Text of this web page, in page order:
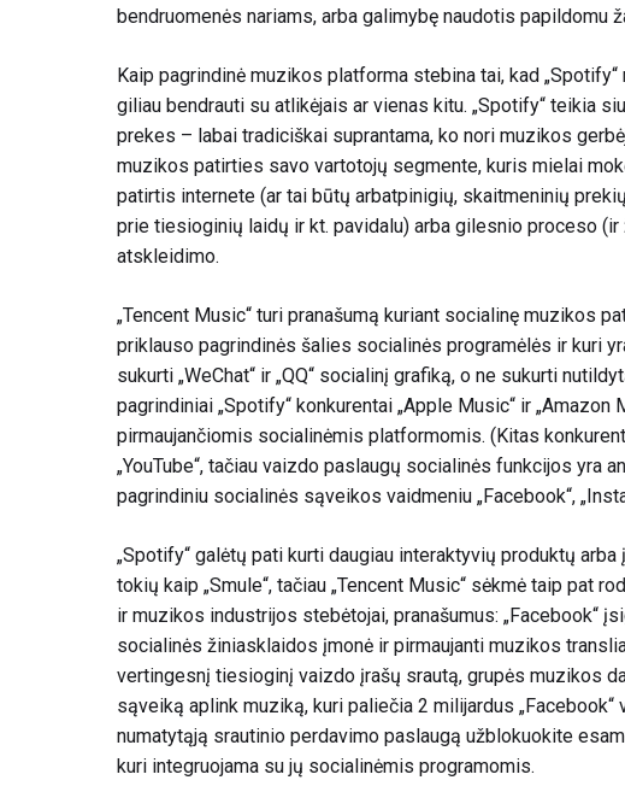
bendruomenės nariams, arba galimybę naudotis papildomu
Kaip pagrindinė muzikos platforma stebina tai, kad
giliau bendrauti su atlikėjais ar vienas kitu. „Spotify“ teikia
prekes – labai tradiciškai suprantama, ko nori muzikos
muzikos patirties savo vartotojų segmente, kuris mielai
patirtis internete (ar tai būtų arbatpinigių, skaitmeninių
prie tiesioginių laidų ir kt. pavidalu) arba gilesnio proceso (ir
atskleidimo.
„Tencent Music“ turi pranašumą kuriant socialinę muzikos
priklauso pagrindinės šalies socialinės programėlės ir kuri
sukurti „WeChat“ ir „QQ“ socialinį grafiką, o ne sukurti
pagrindiniai „Spotify“ konkurentai „Apple Music“ ir „Amazon
pirmaujančiomis socialinėmis platformomis. (Kitas
„YouTube“, tačiau vaizdo paslaugų socialinės funkcijos yra
pagrindiniu socialinės sąveikos vaidmeniu „Facebook“,
„Spotify“ galėtų pati kurti daugiau interaktyvių produktų
tokių kaip „Smule“, tačiau „Tencent Music“ sėkmė taip pat
ir muzikos industrijos stebėtojai, pranašumus: „Facebook“
socialinės žiniasklaidos įmonė ir pirmaujanti muzikos
vertingesnį tiesioginį vaizdo įrašų srautą, grupės muzikos
sąveiką aplink muziką, kuri paliečia 2 milijardus „Facebook“
numatytąją srautinio perdavimo paslaugą užblokuokite
kuri integruojama su jų socialinėmis programomis.